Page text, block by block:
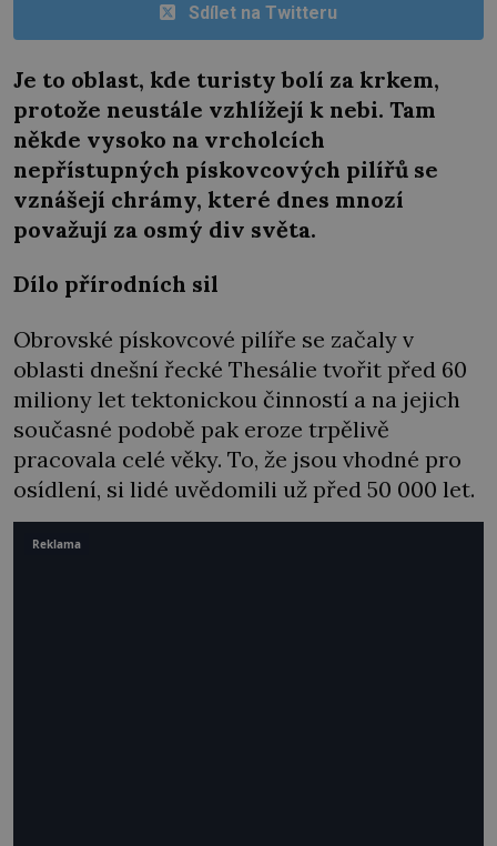
Sdílet na Twitteru
Je to oblast, kde turisty bolí za krkem,
protože neustále vzhlížejí k nebi. Tam
někde vysoko na vrcholcích
nepřístupných pískovcových pilířů se
vznášejí chrámy, které dnes mnozí
považují za osmý div světa.
Dílo přírodních sil
Obrovské pískovcové pilíře se začaly v
oblasti dnešní řecké Thesálie tvořit před 60
miliony let tektonickou činností a na jejich
současné podobě pak eroze trpělivě
pracovala celé věky. To, že jsou vhodné pro
osídlení, si lidé uvědomili už před 50 000 let.
Reklama